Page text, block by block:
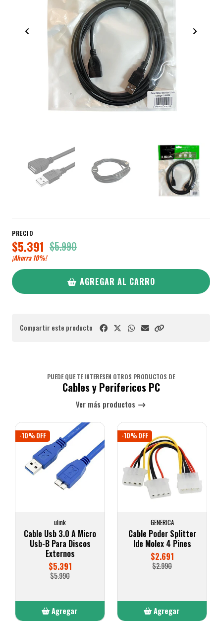
PRECIO
$5.391 $5.990
¡Ahorra 10%!
AGREGAR AL CARRO
Compartir este producto
PUEDE QUE TE INTERESEN OTROS PRODUCTOS DE
Cables y Perifericos PC
Ver más productos
-10% OFF
ulink
Cable Usb 3.0 A Micro
Usb-B Para Discos
Externos
$5.391
$5.990
Agregar
-10% OFF
GENERICA
Cable Poder Splitter
Ide Molex 4 Pines
$2.691
$2.990
Agregar